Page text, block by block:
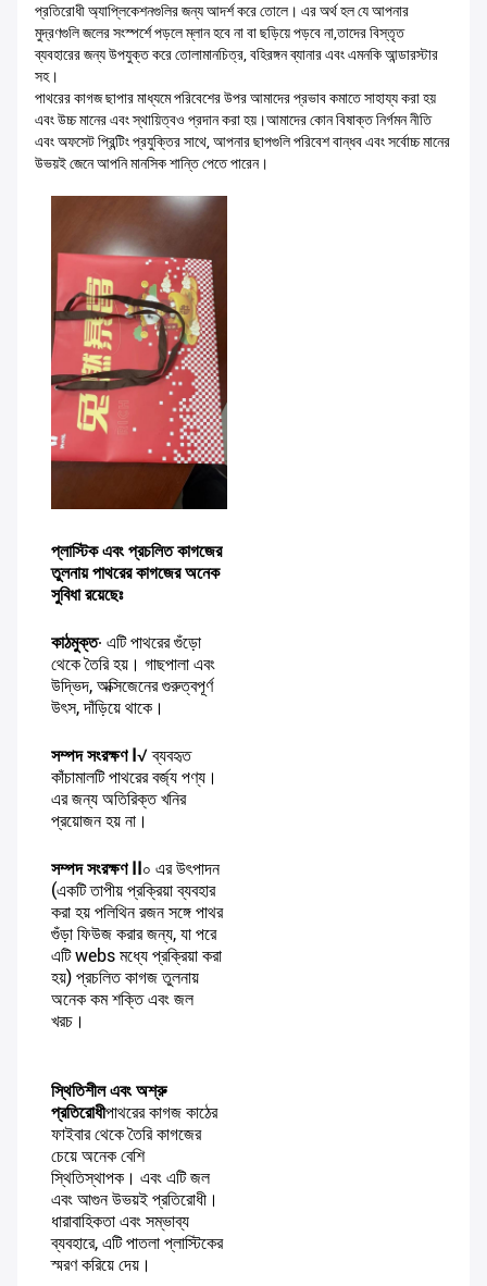
প্রতিরোধী অ্যাপ্লিকেশনগুলির জন্য আদর্শ করে তোলে। এর অর্থ হল যে আপনার
মুদ্রণগুলি জলের সংস্পর্শে পড়লে ম্লান হবে না বা ছড়িয়ে পড়বে না,তাদের বিস্তৃত
ব্যবহারের জন্য উপযুক্ত করে তোলামানচিত্র, বহিরঙ্গন ব্যানার এবং এমনকি আন্ডারস্টার
সহ।
পাথরের কাগজ ছাপার মাধ্যমে পরিবেশের উপর আমাদের প্রভাব কমাতে সাহায্য করা হয়
এবং উচ্চ মানের এবং স্থায়িত্বও প্রদান করা হয়।আমাদের কোন বিষাক্ত নির্গমন নীতি
এবং অফসেট প্রিন্টিং প্রযুক্তির সাথে, আপনার ছাপগুলি পরিবেশ বান্ধব এবং সর্বোচ্চ মানের
উভয়ই জেনে আপনি মানসিক শান্তি পেতে পারেন।
প্লাস্টিক এবং প্রচলিত কাগজের
তুলনায় পাথরের কাগজের অনেক
সুবিধা রয়েছেঃ
কাঠমুক্ত∙ এটি পাথরের গুঁড়ো
থেকে তৈরি হয়। গাছপালা এবং
উদ্ভিদ, অক্সিজেনের গুরুত্বপূর্ণ
উৎস, দাঁড়িয়ে থাকে।
সম্পদ সংরক্ষণ I √ ব্যবহৃত
কাঁচামালটি পাথরের বর্জ্য পণ্য।
এর জন্য অতিরিক্ত খনির
প্রয়োজন হয় না।
সম্পদ সংরক্ষণ II ০ এর উৎপাদন
(একটি তাপীয় প্রক্রিয়া ব্যবহার
করা হয় পলিথিন রজন সঙ্গে পাথর
গুঁড়া ফিউজ করার জন্য, যা পরে
এটি webs মধ্যে প্রক্রিয়া করা
হয়) প্রচলিত কাগজ তুলনায়
অনেক কম শক্তি এবং জল
খরচ।
স্থিতিশীল এবং অশ্রু
প্রতিরোধীপাথরের কাগজ কাঠের
ফাইবার থেকে তৈরি কাগজের
চেয়ে অনেক বেশি
স্থিতিস্থাপক। এবং এটি জল
এবং আগুন উভয়ই প্রতিরোধী।
ধারাবাহিকতা এবং সম্ভাব্য
ব্যবহারে, এটি পাতলা প্লাস্টিকের
স্মরণ করিয়ে দেয়।